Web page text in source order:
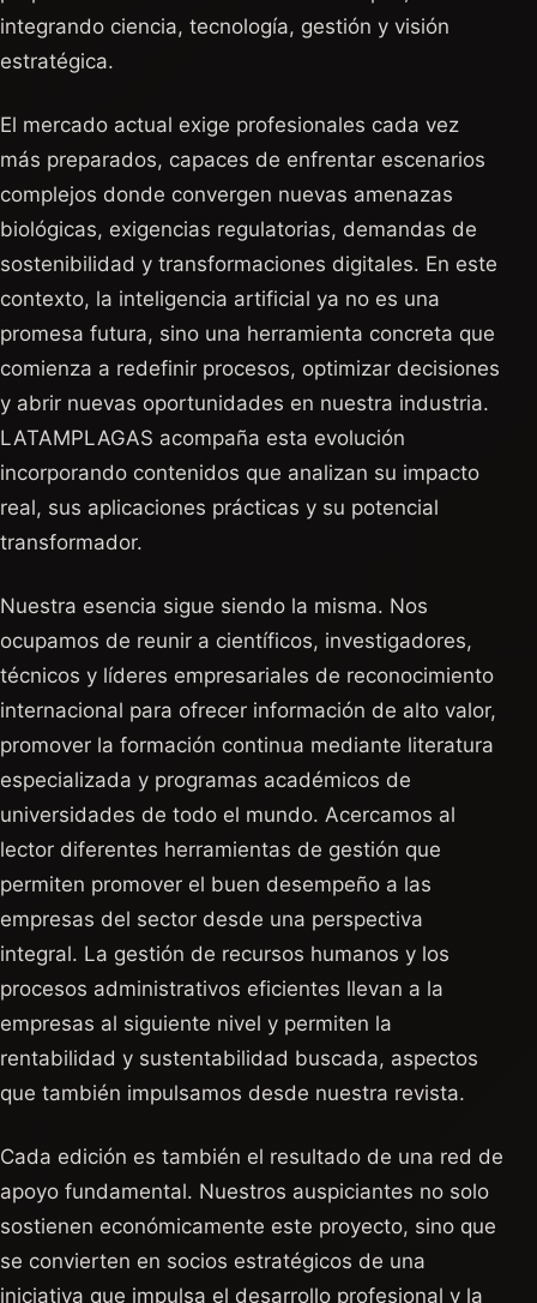
integrando ciencia, tecnología, gestión y visión
estratégica.
El mercado actual exige profesionales cada vez
más preparados, capaces de enfrentar escenarios
complejos donde convergen nuevas amenazas
biológicas, exigencias regulatorias, demandas de
sostenibilidad y transformaciones digitales. En este
contexto, la inteligencia artificial ya no es una
promesa futura, sino una herramienta concreta que
comienza a redefinir procesos, optimizar decisiones
y abrir nuevas oportunidades en nuestra industria.
LATAMPLAGAS acompaña esta evolución
incorporando contenidos que analizan su impacto
real, sus aplicaciones prácticas y su potencial
transformador.
Nuestra esencia sigue siendo la misma. Nos
ocupamos de reunir a científicos, investigadores,
técnicos y líderes empresariales de reconocimiento
internacional para ofrecer información de alto valor,
promover la formación continua mediante literatura
especializada y programas académicos de
universidades de todo el mundo. Acercamos al
lector diferentes herramientas de gestión que
permiten promover el buen desempeño a las
empresas del sector desde una perspectiva
integral. La gestión de recursos humanos y los
procesos administrativos eficientes llevan a la
empresas al siguiente nivel y permiten la
rentabilidad y sustentabilidad buscada, aspectos
que también impulsamos desde nuestra revista.
Cada edición es también el resultado de una red de
apoyo fundamental. Nuestros auspiciantes no solo
sostienen económicamente este proyecto, sino que
se convierten en socios estratégicos de una
iniciativa que impulsa el desarrollo profesional y la